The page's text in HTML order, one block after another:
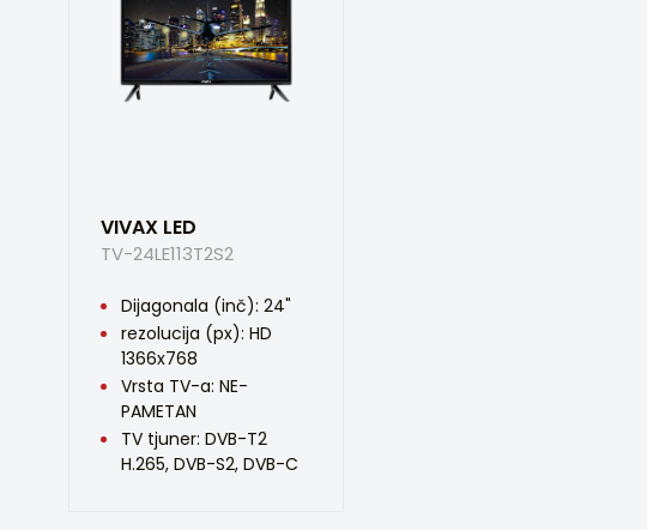
VIVAX LED
TV-24LE113T2S2
Dijagonala (inč): 24"
rezolucija (px): HD
1366x768
Vrsta TV-a: NE-
PAMETAN
TV tjuner: DVB-T2
H.265, DVB-S2, DVB-C